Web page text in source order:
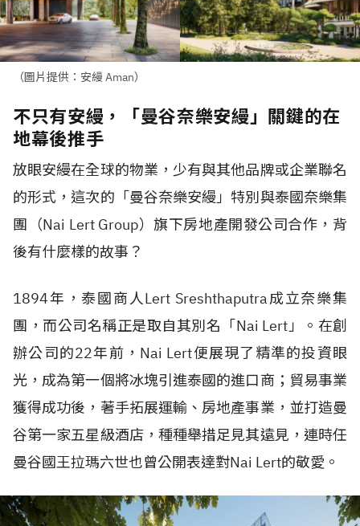
（圖片提供：安縵 Aman）
不只有安縵，「曼谷奈樂安縵」關鍵的在
地幕後推手
放眼安縵在全球的物業，少有與其他品牌或企業聯名
的形式，這次的「曼谷奈樂安縵」特別與泰國奈樂集
團（Nai Lert Group）旗下房地產開發公司合作，背
後有什麼樣的故事？
1894年，泰國商人Lert Sreshthaputra成立奈樂集
團，而公司名稱正是取自其別名「Nai Lert」。在創
辦公司的22年前，Nai Lert便展現了精準的投資眼
光，成為第一個將冰塊引進泰國的進口商；貿易事業
獲得成功後，著手拓展運輸、房地產事業，並打造曼
谷第一家五星級酒店，種種舉措足見其遠見，連時任
曼谷國王拉瑪六世也曾公開表達對Nai Lert的敬愛。